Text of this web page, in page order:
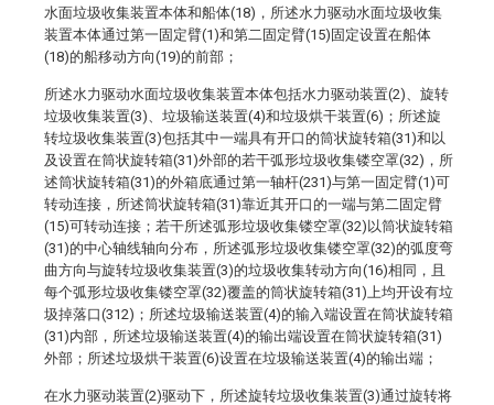
水面垃圾收集装置本体和船体(18)，所述水力驱动水面垃圾收集
装置本体通过第一固定臂(1)和第二固定臂(15)固定设置在船体
(18)的船移动方向(19)的前部；
所述水力驱动水面垃圾收集装置本体包括水力驱动装置(2)、旋转
垃圾收集装置(3)、垃圾输送装置(4)和垃圾烘干装置(6)；所述旋
转垃圾收集装置(3)包括其中一端具有开口的筒状旋转箱(31)和以
及设置在筒状旋转箱(31)外部的若干弧形垃圾收集镂空罩(32)，所
述筒状旋转箱(31)的外箱底通过第一轴杆(231)与第一固定臂(1)可
转动连接，所述筒状旋转箱(31)靠近其开口的一端与第二固定臂
(15)可转动连接；若干所述弧形垃圾收集镂空罩(32)以筒状旋转箱
(31)的中心轴线轴向分布，所述弧形垃圾收集镂空罩(32)的弧度弯
曲方向与旋转垃圾收集装置(3)的垃圾收集转动方向(16)相同，且
每个弧形垃圾收集镂空罩(32)覆盖的筒状旋转箱(31)上均开设有垃
圾掉落口(312)；所述垃圾输送装置(4)的输入端设置在筒状旋转箱
(31)内部，所述垃圾输送装置(4)的输出端设置在筒状旋转箱(31)
外部；所述垃圾烘干装置(6)设置在垃圾输送装置(4)的输出端；
在水力驱动装置(2)驱动下，所述旋转垃圾收集装置(3)通过旋转将